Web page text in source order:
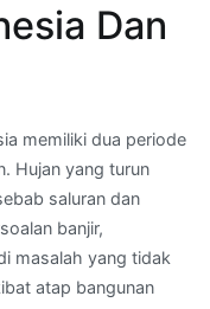
Dan
memiliki dua periode
Hujan yang turun
saluran dan
banjir,
masalah yang tidak
atap bangunan